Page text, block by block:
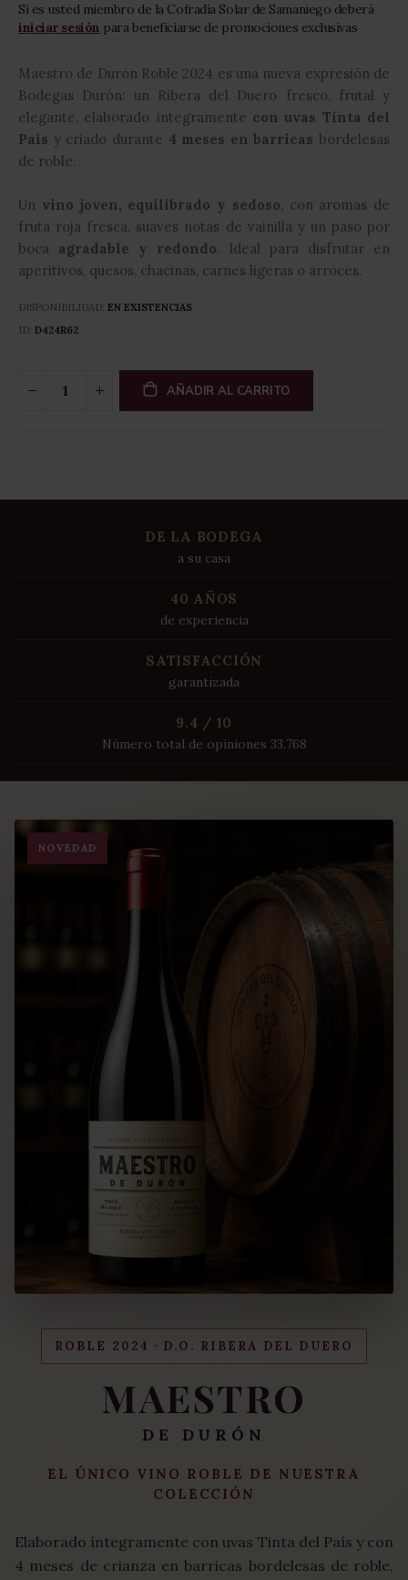
Si es usted miembro de la Cofradía Solar de Samaniego deberá
iniciar sesión para beneficiarse de promociones exclusivas
Maestro de Durón Roble 2024 es una nueva expresión de
Bodegas Durón: un Ribera del Duero fresco, frutal y
elegante, elaborado íntegramente con uvas Tinta del
País y criado durante 4 meses en barricas bordelesas
de roble.
Un vino joven, equilibrado y sedoso , con aromas de
fruta roja fresca, suaves notas de vainilla y un paso por
boca agradable y redondo. Ideal para disfrutar en
aperitivos, quesos, chacinas, carnes ligeras o arroces.
DISPONIBILIDAD: EN EXISTENCIAS
ID D424R62
AÑADIR AL CARRITO
DE LA BODEGA
a su casa
40 AÑOS
de experiencia
SATISFACCIÓN
garantizada
9.4 / 10
Número total de opiniones 33.768
NOVEDAD
ROBLE 2024 · D.O. RIBERA DEL DUERO
MAESTRO
DE DURÓN
EL ÚNICO VINO ROBLE DE NUESTRA
COLECCIÓN
Elaborado íntegramente con uvas Tinta del País y con
4 meses de crianza en barricas bordelesas de roble,